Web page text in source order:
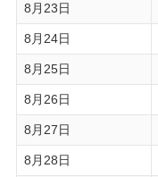
8月23日
8月24日
8月25日
8月26日
8月27日
8月28日